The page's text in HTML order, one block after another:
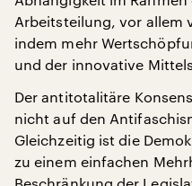
Arbeitsteilung, vor allem
indem mehr
und der innovative
Der antitotalitäre
nicht auf den
Gleichzeitig ist die
zu einem einfachen